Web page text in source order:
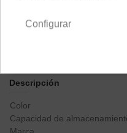
Descripción
Color
Capacidad de
Configurar